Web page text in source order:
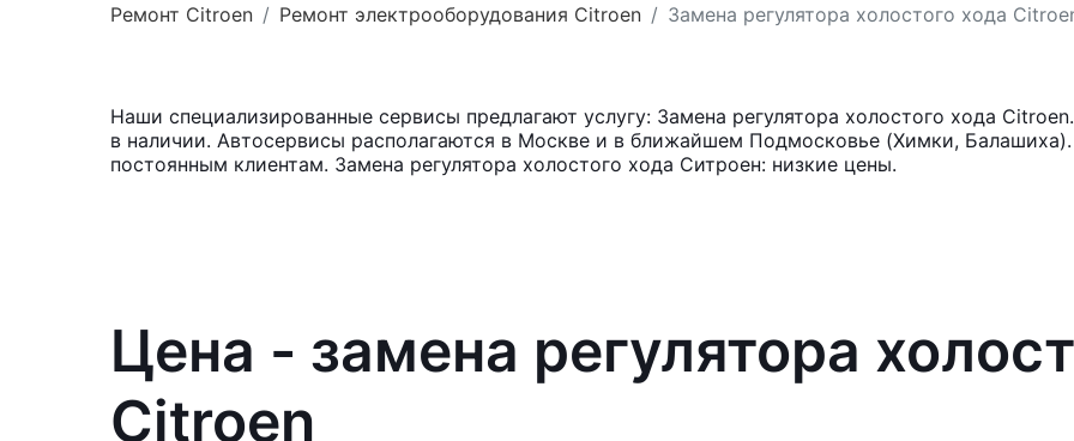
Ремонт Citroen Ремонт электрооборудования Citroen Замена регулятора холостого хода
Наши специализированные сервисы предлагают услугу: Замена регулятора холостого хода
в наличии. Автосервисы располагаются в Москве и в ближайшем Подмосковье (Химки,
постоянным клиентам. Замена регулятора холостого хода Ситроен: низкие цены.
Цена - замена регулятора
Citroen